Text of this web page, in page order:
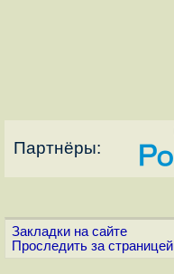
Партнёры:
Закладки на сайте
Проследить за страницей